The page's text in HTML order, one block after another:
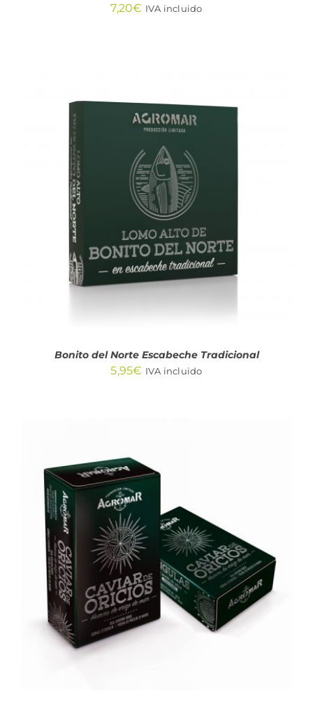
7,20€ IVA incluido
AÑADIR AL CARRITO
DETALLES
Bonito del Norte Escabeche Tradicional
5,95€ IVA incluido
AÑADIR AL CARRITO
/
DETALLES